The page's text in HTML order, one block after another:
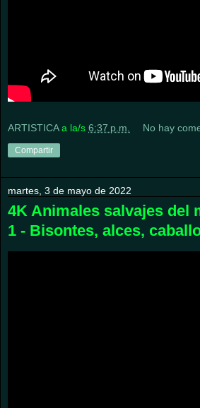
ARTISTICA a la/s 6:37 p.m. No hay
Compartir
martes, 3 de mayo de 2022
4K Animales salvajes del
1 - Bisontes, alces,